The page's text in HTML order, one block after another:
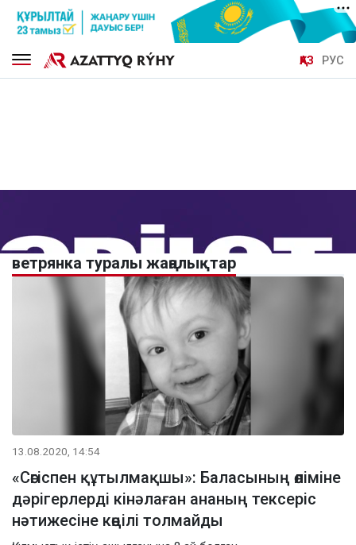
ҚАЗ РУС
ветрянка туралы жаңалықтар
13.08.2020, 14:54
«Сөгіспен құтылмақшы»: Баласының өліміне
дәрігерлерді кінәлаған ананың тексеріс
нәтижесіне көңілі толмайды